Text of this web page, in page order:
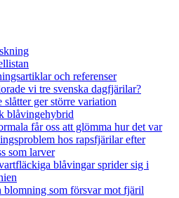
och referenser
vi tre svenska dagfjärilar?
slåtter ger större variation
blåvingehybrid
får oss att glömma hur det var
hos rapsfjärilar efter
som larver
blåvingar sprider sig i
blomning som försvar mot fjäril